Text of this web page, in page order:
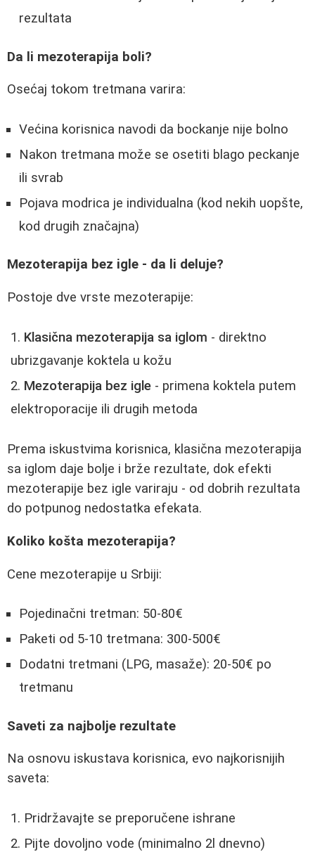
rezultata
Da li mezoterapija boli?
Osećaj tokom tretmana varira:
Većina korisnica navodi da bockanje nije bolno
Nakon tretmana može se osetiti blago peckanje
ili svrab
Pojava modrica je individualna (kod nekih uopšte,
kod drugih značajna)
Mezoterapija bez igle - da li deluje?
Postoje dve vrste mezoterapije:
Klasična mezoterapija sa iglom - direktno
ubrizgavanje koktela u kožu
Mezoterapija bez igle - primena koktela putem
elektroporacije ili drugih metoda
Prema iskustvima korisnica, klasična mezoterapija
sa iglom daje bolje i brže rezultate, dok efekti
mezoterapije bez igle variraju - od dobrih rezultata
do potpunog nedostatka efekata.
Koliko košta mezoterapija?
Cene mezoterapije u Srbiji:
Pojedinačni tretman: 50-80€
Paketi od 5-10 tretmana: 300-500€
Dodatni tretmani (LPG, masaže): 20-50€ po
tretmanu
Saveti za najbolje rezultate
Na osnovu iskustava korisnica, evo najkorisnijih
saveta:
Pridržavajte se preporučene ishrane
Pijte dovoljno vode (minimalno 2l dnevno)